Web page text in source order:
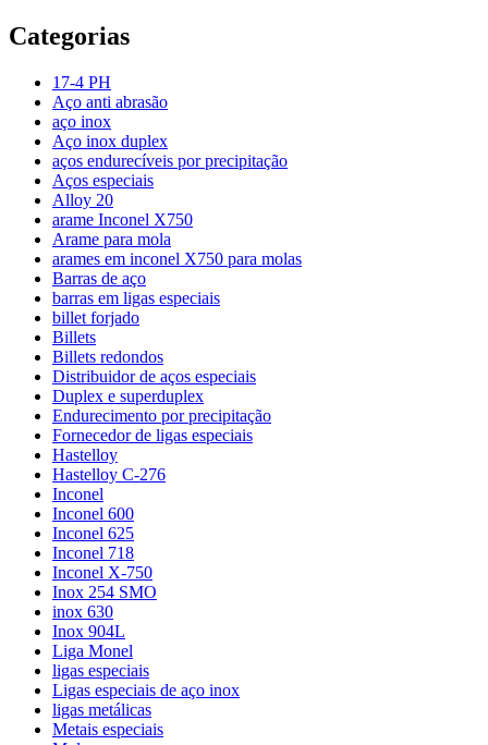
Categorias
17-4 PH
Aço anti abrasão
aço inox
Aço inox duplex
aços endurecíveis por precipitação
Aços especiais
Alloy 20
arame Inconel X750
Arame para mola
arames em inconel X750 para molas
Barras de aço
barras em ligas especiais
billet forjado
Billets
Billets redondos
Distribuidor de aços especiais
Duplex e superduplex
Endurecimento por precipitação
Fornecedor de ligas especiais
Hastelloy
Hastelloy C-276
Inconel
Inconel 600
Inconel 625
Inconel 718
Inconel X-750
Inox 254 SMO
inox 630
Inox 904L
Liga Monel
ligas especiais
Ligas especiais de aço inox
ligas metálicas
Metais especiais